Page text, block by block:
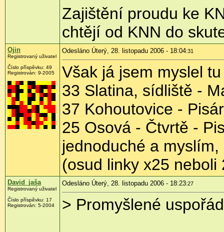
Zajištění proudu ke
chtějí od KNN do
Ojin
Registrovaný uživatel
Číslo příspěvku: 49
Registrován: 9-2005
Odesláno Úterý, 28. listopadu 2006 - 18:04:31
Však já jsem myslel
33 Slatina, sídliště -
37 Kohoutovice -
25 Osová - Čtvrtě -
jednoduché a
(osud linky x25
David_jaša
Registrovaný uživatel
Číslo příspěvku: 17
Registrován: 5-2004
Odesláno Úterý, 28. listopadu 2006 - 18:23:27
> Promyšlené